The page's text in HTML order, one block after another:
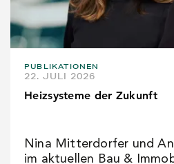
PUBLIKATIONEN
22. JULI 2026
Heizsysteme der Zukunft
Nina Mitterdorfer und
im aktuellen Bau &